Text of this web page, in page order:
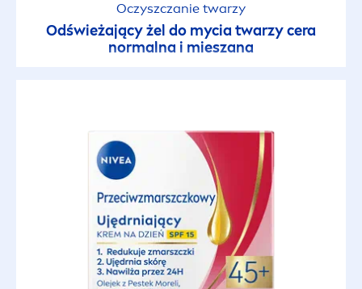
Oczyszczanie twarzy
Odświeżający żel do mycia twarzy cera
normalna i mieszana